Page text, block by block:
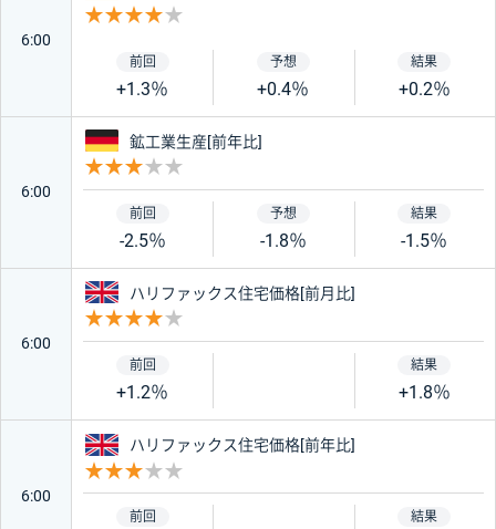
6:00
+1.3％ +0.4％ +0.2％
6:00
ドイツ
鉱工業生産[前年比]
-2.5％ -1.8％ -1.5％
6:00
イギリス
ハリファックス住宅価格[前月比]
+1.2％ +1.8％
6:00
イギリス
ハリファックス住宅価格[前年比]